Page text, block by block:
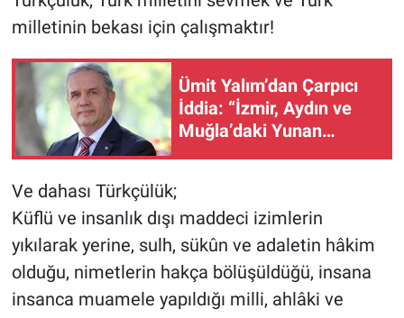
milletinin bekası için çalışmaktır!
Ümit Yalım’dan Çarpıcı
İddia: “İzmir, Aydın ve
Muğla’daki Yunan
Ve dahası Türkçülük;
Küflü ve insanlık dışı maddeci izimlerin
yıkılarak yerine, sulh, sükûn ve adaletin hâkim
olduğu, nimetlerin hakça bölüşüldüğü, insana
insanca muamele yapıldığı milli, ahlâki ve